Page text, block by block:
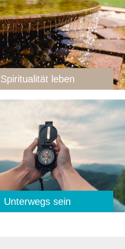
Spiritualität leben
Unterwegs sein